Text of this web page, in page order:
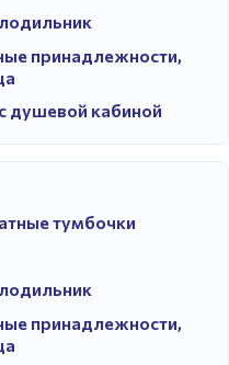
принадлежности,
душевой кабиной
тумбочки
принадлежности,